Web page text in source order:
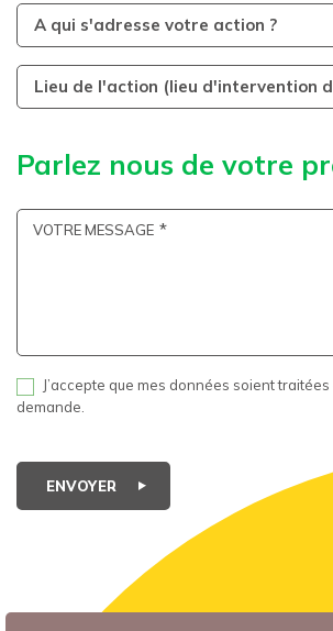
A qui s'adresse votre action ?
Parlez nous de votre
VOTRE MESSAGE
J’accepte que mes données soient
demande.
ENVOYER